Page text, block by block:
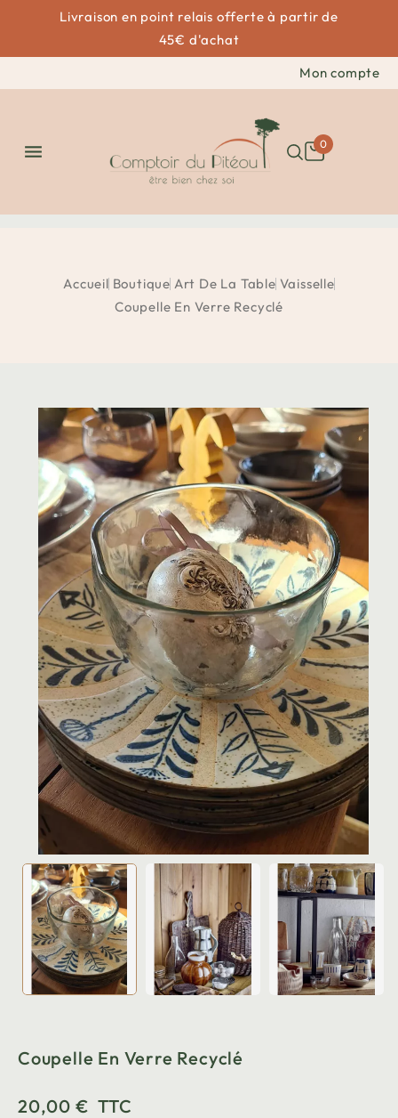
Livraison en point relais offerte à partir de
45€ d'achat
Mon compte
 0
Accueil Boutique Art De La Table Vaisselle
Coupelle En Verre Recyclé
Coupelle En Verre Recyclé
20,00 € TTC